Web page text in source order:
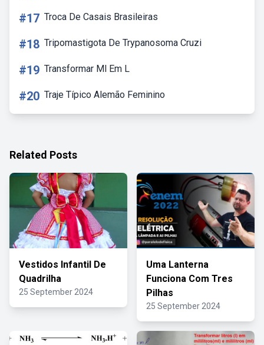
#17 Troca De Casais Brasileiras
#18 Tripomastigota De Trypanosoma Cruzi
#19 Transformar Ml Em L
#20 Traje Típico Alemão Feminino
Related Posts
Vestidos Infantil De
Quadrilha
25 September 2024
Uma Lanterna
Funciona Com Tres
Pilhas
25 September 2024